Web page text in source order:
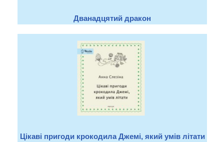
Дванадцятий дракон
Цікаві пригоди крокодила Джемі, який умів літати